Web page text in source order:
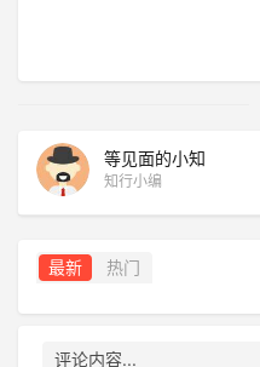
等见面的小知
知行小编
最新 热门
评论内容...